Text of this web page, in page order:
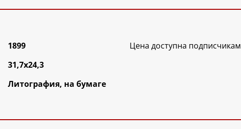
1899
31,7х24,3
Литография, на бумаге
Цена доступна подписчикам